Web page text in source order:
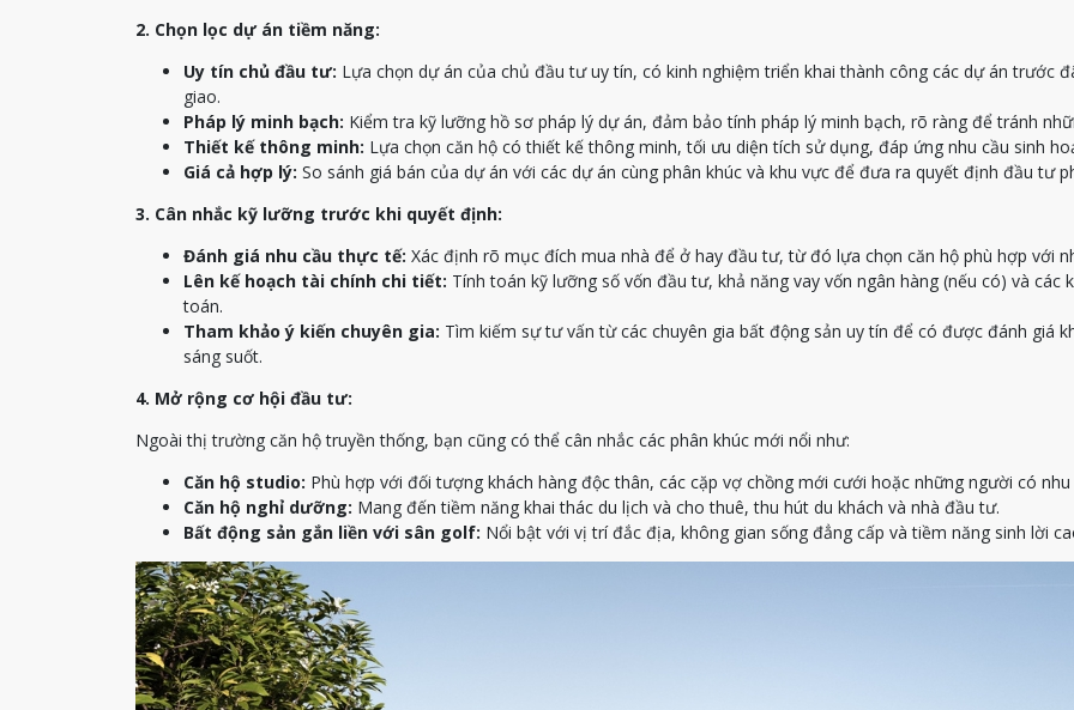
2. Chọn lọc dự án tiềm năng:
Uy tín chủ đầu tư: Lựa chọn dự án của chủ đầu tư uy tín, có kinh nghiệm triển khai thành công các dự án trước
giao.
Pháp lý minh bạch: Kiểm tra kỹ lưỡng hồ sơ pháp lý dự án, đảm bảo tính pháp lý minh bạch, rõ ràng để tránh
Thiết kế thông minh: Lựa chọn căn hộ có thiết kế thông minh, tối ưu diện tích sử dụng, đáp ứng nhu cầu sinh
Giá cả hợp lý: So sánh giá bán của dự án với các dự án cùng phân khúc và khu vực để đưa ra quyết định đầu tư
3. Cân nhắc kỹ lưỡng trước khi quyết định:
Đánh giá nhu cầu thực tế: Xác định rõ mục đích mua nhà để ở hay đầu tư, từ đó lựa chọn căn hộ phù hợp với
Lên kế hoạch tài chính chi tiết: Tính toán kỹ lưỡng số vốn đầu tư, khả năng vay vốn ngân hàng (nếu có) và
toán.
Tham khảo ý kiến chuyên gia: Tìm kiếm sự tư vấn từ các chuyên gia bất động sản uy tín để có được đánh giá
sáng suốt.
4. Mở rộng cơ hội đầu tư:
Ngoài thị trường căn hộ truyền thống, bạn cũng có thể cân nhắc các phân khúc mới nổi như:
Căn hộ studio: Phù hợp với đối tượng khách hàng độc thân, các cặp vợ chồng mới cưới hoặc những người có
Căn hộ nghỉ dưỡng: Mang đến tiềm năng khai thác du lịch và cho thuê, thu hút du khách và nhà đầu tư.
Bất động sản gắn liền với sân golf: Nổi bật với vị trí đắc địa, không gian sống đẳng cấp và tiềm năng sinh lời